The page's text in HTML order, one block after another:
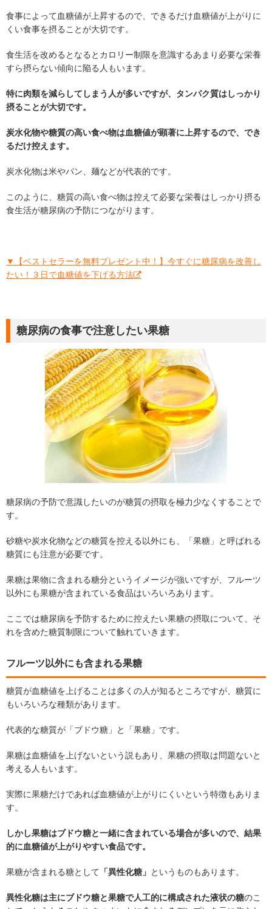
食事によって血糖値が上昇するので、できるだけ血糖値が上がりに
くい食事を摂ることが大切です。
食生活を改めるとなるとカロリー制限を意識するあまり必要な栄養
すら摂らない傾向に陥る人もいます。
特に肉類を減らしてしまう人が多いですが、タンパク質はしっかり
摂ることが大切です。
炭水化物や糖質の高い食べ物は血糖値が顕著に上昇するので、でき
るだけ控えます。
炭水化物は米やパン、麺などが代表的です。
このように、糖質の高い食べ物は控えて必要な栄養はしっかり摂る
食生活が糖尿病の予防につながります。
▼【ベストセラーを無料プレゼント中！】今すぐに糖尿病を改善し
たい！３日で血糖値を下げる方法
糖尿病の食事で注意したい果糖
糖尿病の予防で意識したいのが糖質の摂取を極力少なくすることで
す。
砂糖や炭水化物などの糖質を控える以外にも、「果糖」と呼ばれる
糖質にも注意が必要です。
果糖は果物に含まれる糖分というイメージが強いですが、フルーツ
以外にも果糖が含まれている食品はいろいろあります。
ここでは糖尿病を予防するために控えたい果糖の摂取について、そ
れを含めた糖質制限について触れていきます。
フルーツ以外にも含まれる果糖
糖質が血糖値を上げることは多くの人が知るところですが、糖質に
もいろいろな種類があります。
代表的な糖質が「ブドウ糖」と「果糖」です。
果糖は血糖値を上げないという説もあり、果糖の摂取は問題ないと
考える人もいます。
実際に果糖だけであれば血糖値が上がりにくいという特徴もありま
す。
しかし果糖はブドウ糖と一緒に含まれている場合が多いので、結果
的に血糖値が上がりやすい食品です。
果糖が含まれる糖として 「異性化糖」 というものもあります。
異性化糖は主にブドウ糖と果糖で人工的に構成された液状の糖のこ